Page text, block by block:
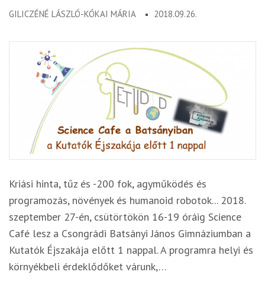
GILICZÉNÉ LÁSZLÓ-KÓKAI MÁRIA 2018.09.26.
Kriási hinta, tűz és -200 fok, agyműködés és
programozás, növények és humanoid robotok... 2018.
szeptember 27-én, csütörtökön 16-19 óráig Science
Café lesz a Csongrádi Batsányi János Gimnáziumban a
Kutatók Éjszakája előtt 1 nappal. A programra helyi és
környékbeli érdeklődőket várunk,…